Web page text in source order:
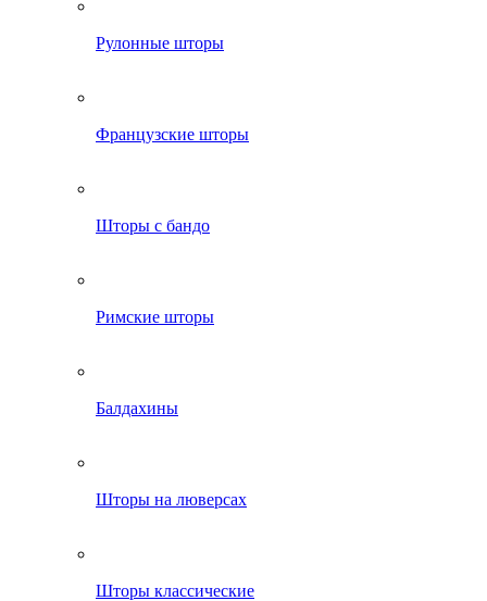
Рулонные шторы
Французские шторы
Шторы с бандо
Римские шторы
Балдахины
Шторы на люверсах
Шторы классические